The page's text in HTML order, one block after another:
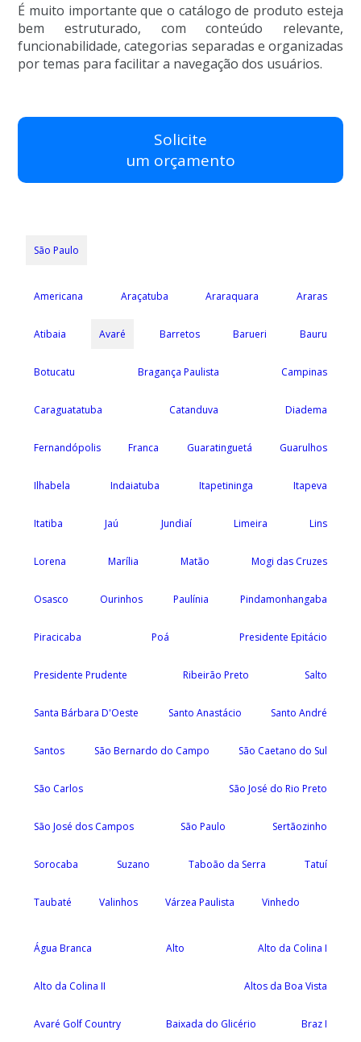
É muito importante que o catálogo de produto esteja
bem estruturado, com conteúdo relevante,
funcionabilidade, categorias separadas e organizadas
por temas para facilitar a navegação dos usuários.
Solicite
um orçamento
São Paulo
Americana Araçatuba Araraquara Araras
Atibaia Avaré Barretos Barueri Bauru
Botucatu Bragança Paulista Campinas
Caraguatatuba Catanduva Diadema
Fernandópolis Franca Guaratinguetá Guarulhos
Ilhabela Indaiatuba Itapetininga Itapeva
Itatiba Jaú Jundiaí Limeira Lins
Lorena Marília Matão Mogi das Cruzes
Osasco Ourinhos Paulínia Pindamonhangaba
Piracicaba Poá Presidente Epitácio
Presidente Prudente Ribeirão Preto Salto
Santa Bárbara D'Oeste Santo Anastácio Santo André
Santos São Bernardo do Campo São Caetano do Sul
São Carlos São José do Rio Preto
São José dos Campos São Paulo Sertãozinho
Sorocaba Suzano Taboão da Serra Tatuí
Taubaté Valinhos Várzea Paulista Vinhedo
Água Branca Alto Alto da Colina I
Alto da Colina II Altos da Boa Vista
Avaré Golf Country Baixada do Glicério Braz I